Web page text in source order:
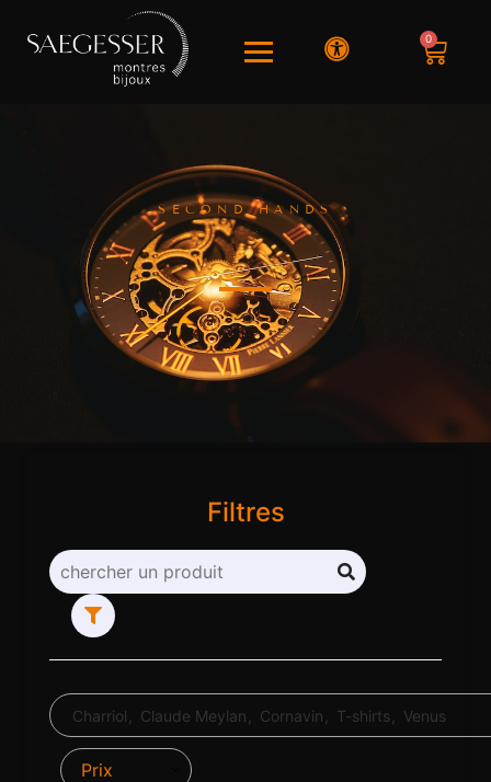
0
SECOND HANDS
Filtres
Charriol Claude Meylan Cornavin T-shirts Venus
Prix